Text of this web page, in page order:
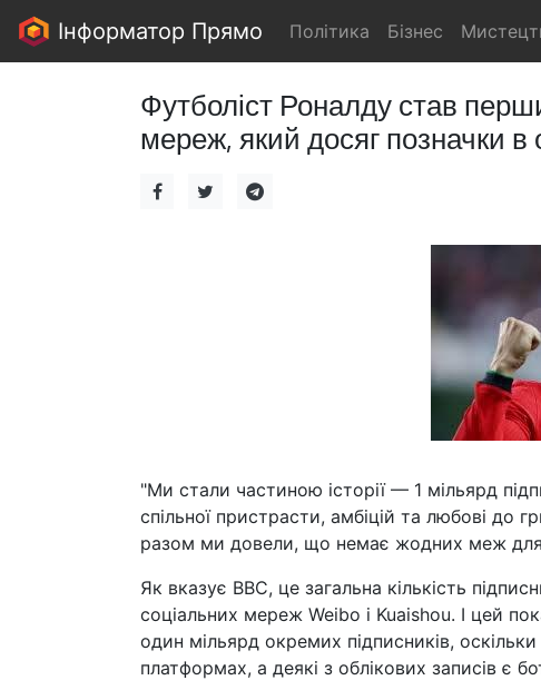
Інформатор Прямо Політика Бізнес
Футболіст Роналду став
мереж, який досяг позначки в
"Ми стали частиною історії — 1 мільярд
спільної пристрасти, амбіцій та любові до
разом ми довели, що немає жодних меж
Як вказує BBC, це загальна кількість
соціальних мереж Weibo і Kuaishou. І цей
один мільярд окремих підписників,
платформах, а деякі з облікових записів є